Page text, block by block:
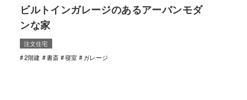
ビルトインガレージのあるアーバンモダ
ンな家
注文住宅
2階建
書斎 寝室 ガレージ